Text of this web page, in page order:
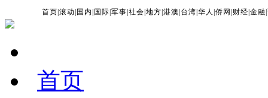
首页 |滚动 国内 国际 |军事 |社会 |地方 |港澳 台湾 |华人 |侨网 财经 |金融 |
首页